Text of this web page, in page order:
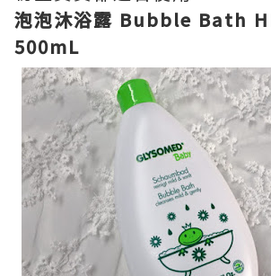
泡泡沐浴露 Bubble Bath
500mL